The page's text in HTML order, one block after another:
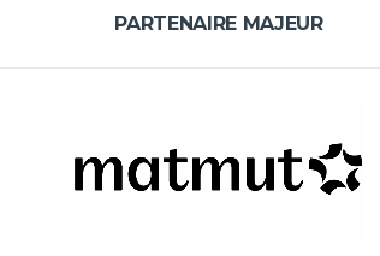
PARTENAIRE MAJEUR